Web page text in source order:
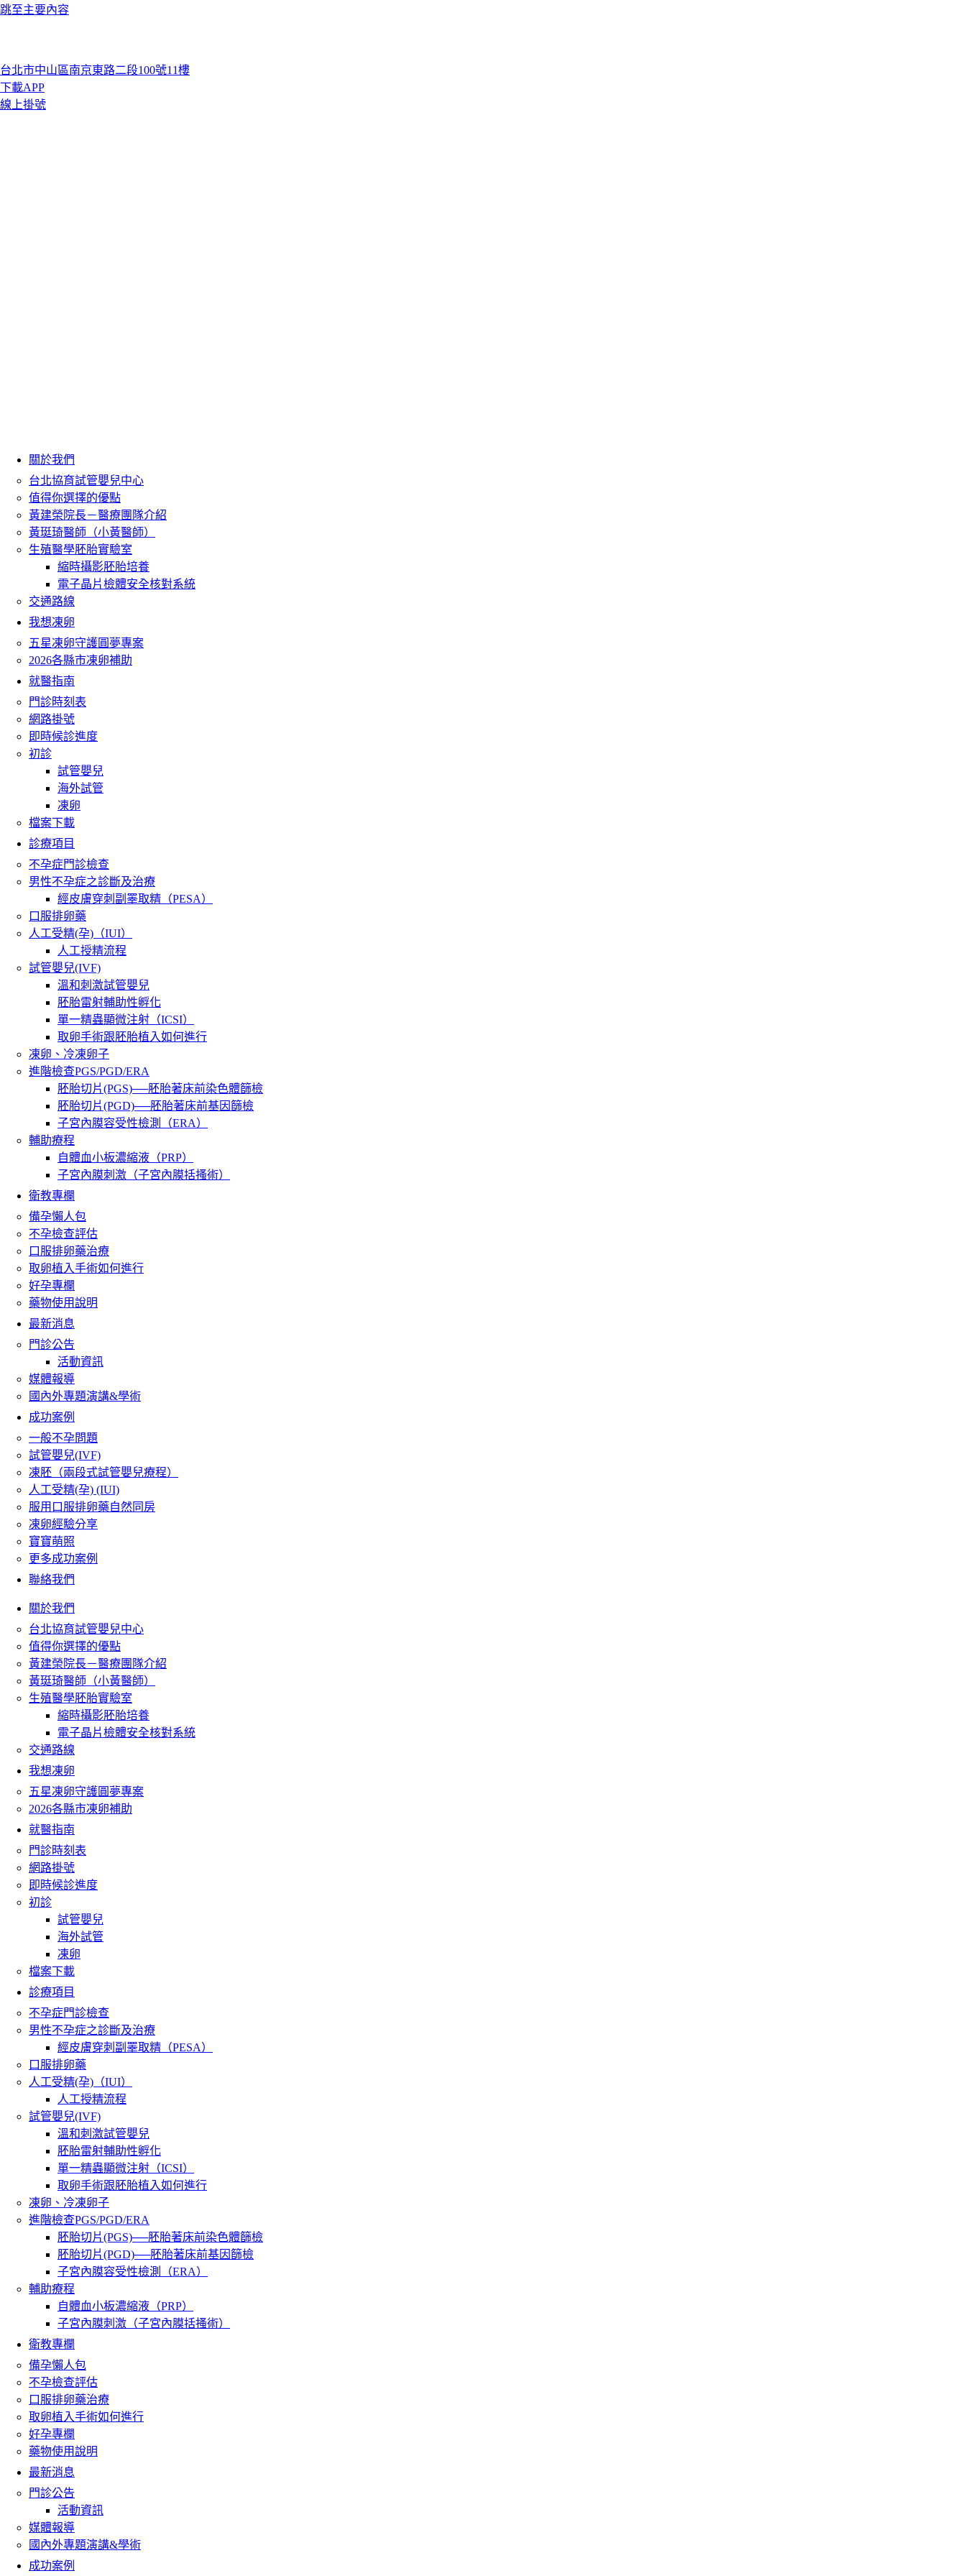
跳至主要內容
台北市中山區南京東路二段100號11樓
下載APP
線上掛號
關於我們
台北協育試管嬰兒中心
值得你選擇的優點
黃建榮院長－醫療團隊介紹
黃珽琦醫師（小黃醫師）
生殖醫學胚胎實驗室
縮時攝影胚胎培養
電子晶片檢體安全核對系統
交通路線
我想凍卵
五星凍卵守護圓夢專案
2026各縣市凍卵補助
就醫指南
門診時刻表
網路掛號
即時候診進度
初診
試管嬰兒
海外試管
凍卵
檔案下載
診療項目
不孕症門診檢查
男性不孕症之診斷及治療
經皮膚穿刺副睪取精（PESA）
口服排卵藥
人工受精(孕)（IUI）
人工授精流程
試管嬰兒(IVF)
溫和刺激試管嬰兒
胚胎雷射輔助性孵化
單一精蟲顯微注射（ICSI）
取卵手術跟胚胎植入如何進行
凍卵、冷凍卵子
進階檢查PGS/PGD/ERA
胚胎切片(PGS)──胚胎著床前染色體篩檢
胚胎切片(PGD)──胚胎著床前基因篩檢
子宮內膜容受性檢測（ERA）
輔助療程
自體血小板濃縮液（PRP）
子宮內膜刺激（子宮內膜括搔術）
衛教專欄
備孕懶人包
不孕檢查評估
口服排卵藥治療
取卵植入手術如何進行
好孕專欄
藥物使用說明
最新消息
門診公告
活動資訊
媒體報導
國內外專題演講&學術
成功案例
一般不孕問題
試管嬰兒(IVF)
凍胚（兩段式試管嬰兒療程）
人工受精(孕) (IUI)
服用口服排卵藥自然同房
凍卵經驗分享
寶寶萌照
更多成功案例
聯絡我們
關於我們
台北協育試管嬰兒中心
值得你選擇的優點
黃建榮院長－醫療團隊介紹
黃珽琦醫師（小黃醫師）
生殖醫學胚胎實驗室
縮時攝影胚胎培養
電子晶片檢體安全核對系統
交通路線
我想凍卵
五星凍卵守護圓夢專案
2026各縣市凍卵補助
就醫指南
門診時刻表
網路掛號
即時候診進度
初診
試管嬰兒
海外試管
凍卵
檔案下載
診療項目
不孕症門診檢查
男性不孕症之診斷及治療
經皮膚穿刺副睪取精（PESA）
口服排卵藥
人工受精(孕)（IUI）
人工授精流程
試管嬰兒(IVF)
溫和刺激試管嬰兒
胚胎雷射輔助性孵化
單一精蟲顯微注射（ICSI）
取卵手術跟胚胎植入如何進行
凍卵、冷凍卵子
進階檢查PGS/PGD/ERA
胚胎切片(PGS)──胚胎著床前染色體篩檢
胚胎切片(PGD)──胚胎著床前基因篩檢
子宮內膜容受性檢測（ERA）
輔助療程
自體血小板濃縮液（PRP）
子宮內膜刺激（子宮內膜括搔術）
衛教專欄
備孕懶人包
不孕檢查評估
口服排卵藥治療
取卵植入手術如何進行
好孕專欄
藥物使用說明
最新消息
門診公告
活動資訊
媒體報導
國內外專題演講&學術
成功案例